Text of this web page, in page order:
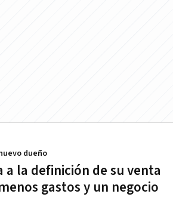
a la definición de su venta
gastos y un negocio
dueño